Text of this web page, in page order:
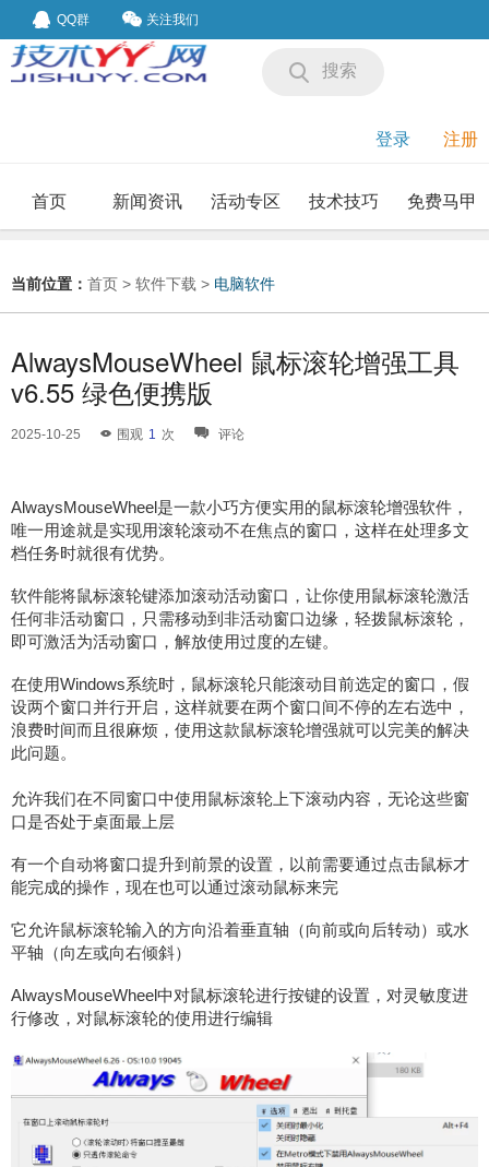
QQ群 关注我们
搜索
登录 注册
首页 新闻资讯 活动专区 技术技巧 免费马甲
当前位置： 首页 > 软件下载 > 电脑软件
AlwaysMouseWheel 鼠标滚轮增强工具
v6.55 绿色便携版
2025-10-25 围观 1 次 评论
AlwaysMouseWheel是一款小巧方便实用的鼠标滚轮增强软件，
唯一用途就是实现用滚轮滚动不在焦点的窗口，这样在处理多文
档任务时就很有优势。
软件能将鼠标滚轮键添加滚动活动窗口，让你使用鼠标滚轮激活
任何非活动窗口，只需移动到非活动窗口边缘，轻拨鼠标滚轮，
即可激活为活动窗口，解放使用过度的左键。
在使用Windows系统时，鼠标滚轮只能滚动目前选定的窗口，假
设两个窗口并行开启，这样就要在两个窗口间不停的左右选中，
浪费时间而且很麻烦，使用这款鼠标滚轮增强就可以完美的解决
此问题。
允许我们在不同窗口中使用鼠标滚轮上下滚动内容，无论这些窗
口是否处于桌面最上层
有一个自动将窗口提升到前景的设置，以前需要通过点击鼠标才
能完成的操作，现在也可以通过滚动鼠标来完
它允许鼠标滚轮输入的方向沿着垂直轴（向前或向后转动）或水
平轴（向左或向右倾斜）
AlwaysMouseWheel中对鼠标滚轮进行按键的设置，对灵敏度进
行修改，对鼠标滚轮的使用进行编辑